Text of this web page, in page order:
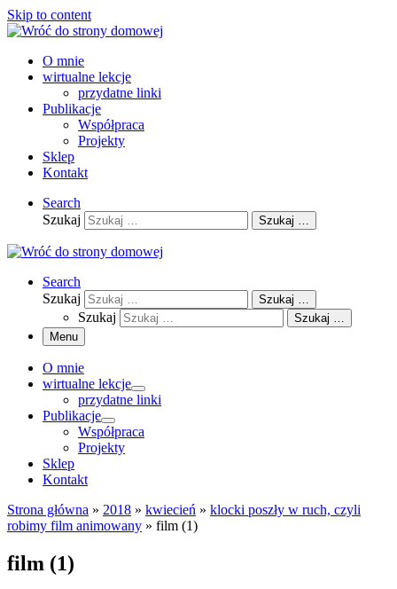
Skip to content
O mnie
wirtualne lekcje
przydatne linki
Publikacje
Współpraca
Projekty
Sklep
Kontakt
Search
Szukaj
Szukaj …
Search
Szukaj
Szukaj …
Szukaj
Szukaj …
Menu
O mnie
wirtualne lekcje
przydatne linki
Publikacje
Współpraca
Projekty
Sklep
Kontakt
Strona główna » 2018 » kwiecień » klocki poszły w ruch, czyli
robimy film animowany » film (1)
film (1)